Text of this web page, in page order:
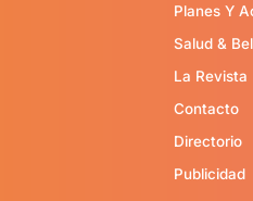
Planes Y
Salud &
La Revista
Contacto
Directorio
Publicidad